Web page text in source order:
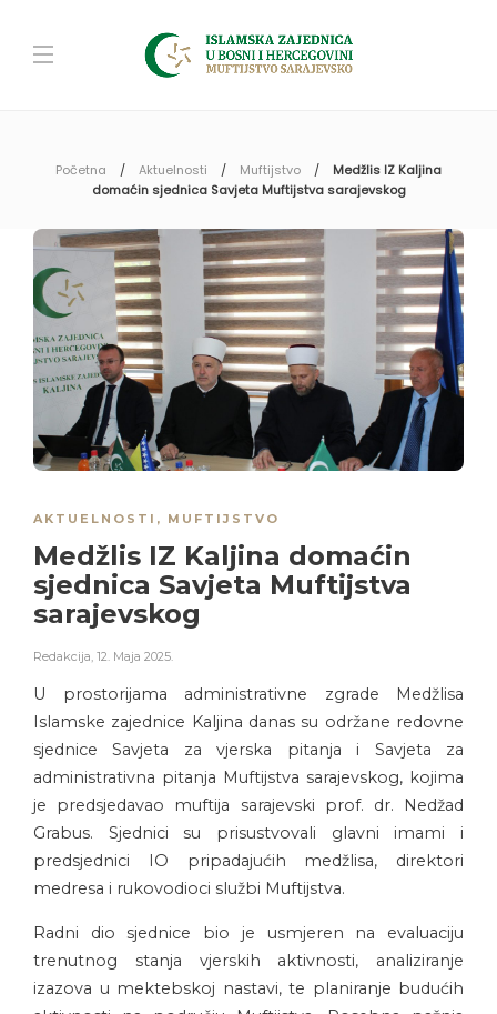
Početna Aktuelnosti Muftijstvo
Medžlis IZ Kaljina
domaćin sjednica Savjeta Muftijstva sarajevskog
AKTUELNOSTI , MUFTIJSTVO
Medžlis IZ Kaljina domaćin
sjednica Savjeta Muftijstva
sarajevskog
Redakcija, 12. Maja 2025.
U prostorijama administrativne zgrade Medžlisa
Islamske zajednice Kaljina danas su održane redovne
sjednice Savjeta za vjerska pitanja i Savjeta za
administrativna pitanja Muftijstva sarajevskog, kojima
je predsjedavao muftija sarajevski prof. dr. Nedžad
Grabus. Sjednici su prisustvovali glavni imami i
predsjednici IO pripadajućih medžlisa, direktori
medresa i rukovodioci službi Muftijstva.
Radni dio sjednice bio je usmjeren na evaluaciju
trenutnog stanja vjerskih aktivnosti, analiziranje
izazova u mektebskoj nastavi, te planiranje budućih